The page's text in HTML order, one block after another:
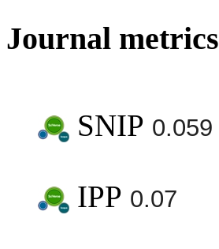
Journal metrics
SNIP 0.059
IPP 0.07